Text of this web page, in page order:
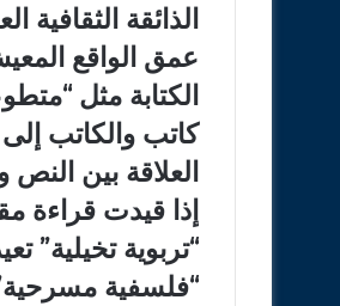
الذائقة الثقافية
عمق الواقع
الكتابة مثل
كاتب والكاتب
العلاقة بين النص
إذا قيدت قراءة
“تربوية تخيلية”
“فلسفية